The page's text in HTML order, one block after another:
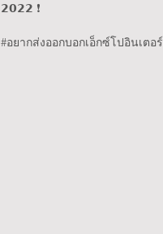
𝟮𝟬𝟮𝟮 ❗
#อยากส่งออกบอกเอ็กซ์โปอินเตอร์